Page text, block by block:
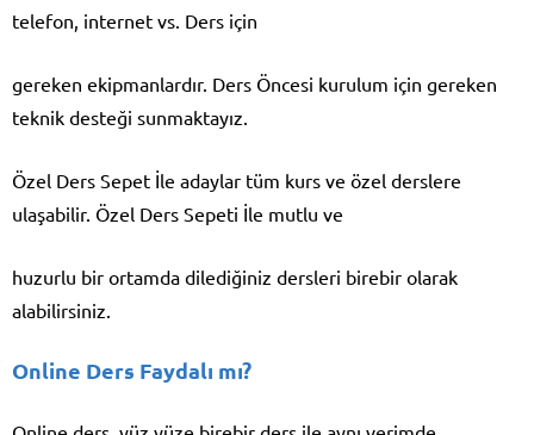
telefon, internet vs. Ders için
gereken ekipmanlardır. Ders Öncesi kurulum için gereken
teknik desteği sunmaktayız.
Özel Ders Sepet İle adaylar tüm kurs ve özel derslere
ulaşabilir. Özel Ders Sepeti İle mutlu ve
huzurlu bir ortamda dilediğiniz dersleri birebir olarak
alabilirsiniz.
Online Ders Faydalı mı?